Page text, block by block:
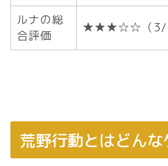
ルナの総
合評価
★★★☆☆（3/5
荒野行動とはどん